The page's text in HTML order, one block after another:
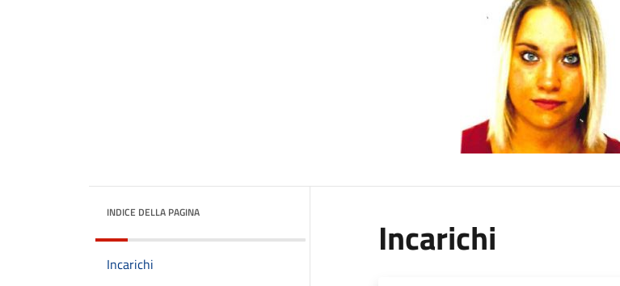
INDICE DELLA PAGINA
Incarichi
Incarichi